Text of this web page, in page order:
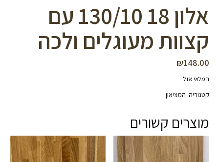
אלון 18 130/10 עם
קצוות מעוגלים ולכה
₪148.00
המלאי אזל
קטגוריה: המציאון
מוצרים קשורים